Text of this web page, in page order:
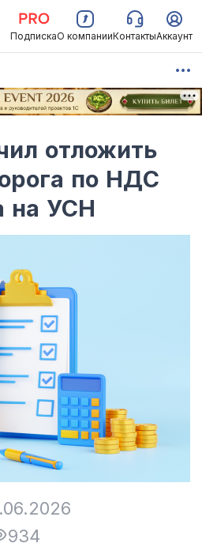
ПодпискаО компанииКонтактыАккаунт
отложить
по НДС
на УСН
934